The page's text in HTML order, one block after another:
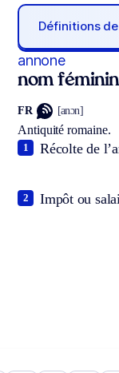
Définitions de
annone
nom féminin
FR [anɔn]
Antiquité romaine.
Récolte de
1
Impôt ou
2